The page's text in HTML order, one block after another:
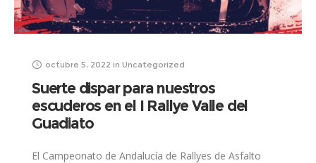
octubre 5, 2022 in Uncategorized
Suerte dispar para nuestros
escuderos en el I Rallye Valle del
Guadiato
El Campeonato de Andalucía de Rallyes de Asfalto